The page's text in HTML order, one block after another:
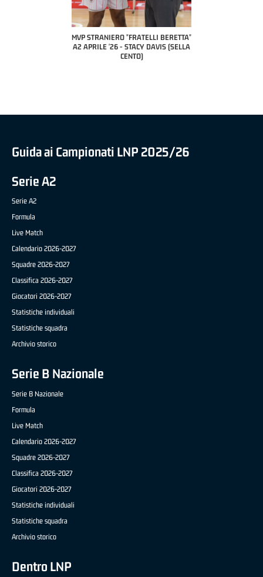
MVP STRANIERO "FRATELLI BERETTA"
A2 APRILE '26 - STACY DAVIS (SELLA
CENTO)
Guida ai Campionati LNP 2025/26
Serie A2
Serie A2
Formula
Live Match
Calendario 2026-2027
Squadre 2026-2027
Classifica 2026-2027
Giocatori 2026-2027
Statistiche individuali
Statistiche squadra
Archivio storico
Serie B Nazionale
Serie B Nazionale
Formula
Live Match
Calendario 2026-2027
Squadre 2026-2027
Classifica 2026-2027
Giocatori 2026-2027
Statistiche individuali
Statistiche squadra
Archivio storico
Dentro LNP